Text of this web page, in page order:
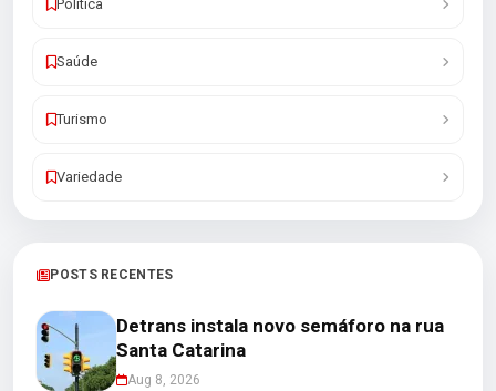
Politica
Saúde
Turismo
Variedade
POSTS RECENTES
Detrans instala novo semáforo na rua
Santa Catarina
Aug 8, 2026